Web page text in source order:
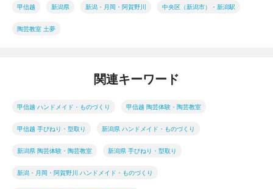
甲信越 新潟県 新潟・月岡・阿賀野川 中央区（新潟市）・新潟駅
陶芸教室 土夢
関連キーワード
甲信越 ハンドメイド・ものづくり 甲信越 陶芸体験・陶芸教室
甲信越 手びねり・型取り 新潟県 ハンドメイド・ものづくり
新潟県 陶芸体験・陶芸教室 新潟県 手びねり・型取り
新潟・月岡・阿賀野川 ハンドメイド・ものづくり